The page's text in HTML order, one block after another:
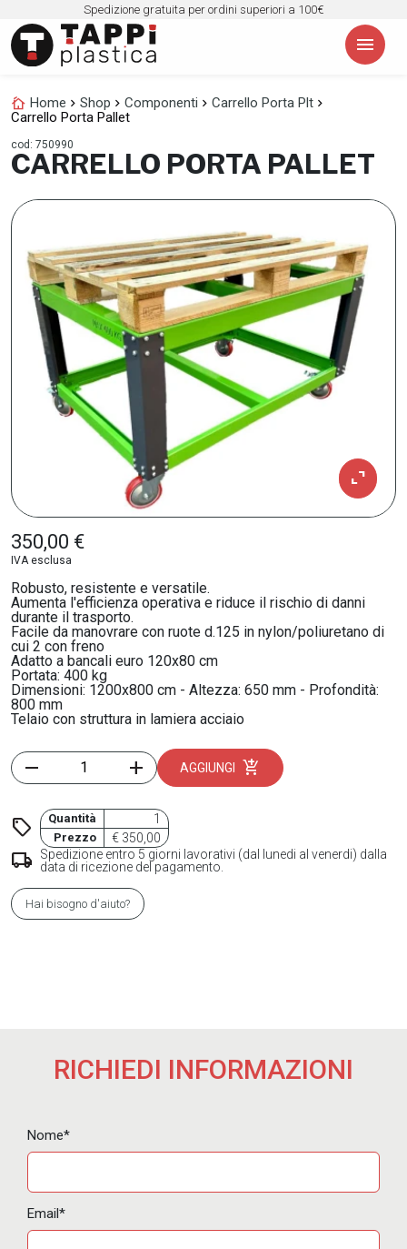
Spedizione gratuita per ordini superiori a 100€
menu
cottage Home chevron_right Shop chevron_right Componenti chevron_right Carrello Porta Plt chevron_right
Carrello Porta Pallet
cod: 750990
CARRELLO PORTA PALLET
expand_content
350,00 €
IVA esclusa
Robusto, resistente e versatile.
Aumenta l'efficienza operativa e riduce il rischio di danni
durante il trasporto.
Facile da manovrare con ruote d.125 in nylon/poliuretano di
cui 2 con freno
Adatto a bancali euro 120x80 cm
Portata: 400 kg
Dimensioni: 1200x800 cm - Altezza: 650 mm - Profondità:
800 mm
Telaio con struttura in lamiera acciaio
remove add AGGIUNGI add_shopping_cart
sell Quantità 1
Prezzo € 350,00
local_shipping
Spedizione entro 5 giorni lavorativi (dal lunedi al venerdi) dalla
data di ricezione del pagamento.
Hai bisogno d'aiuto?
RICHIEDI INFORMAZIONI
Nome*
Email*